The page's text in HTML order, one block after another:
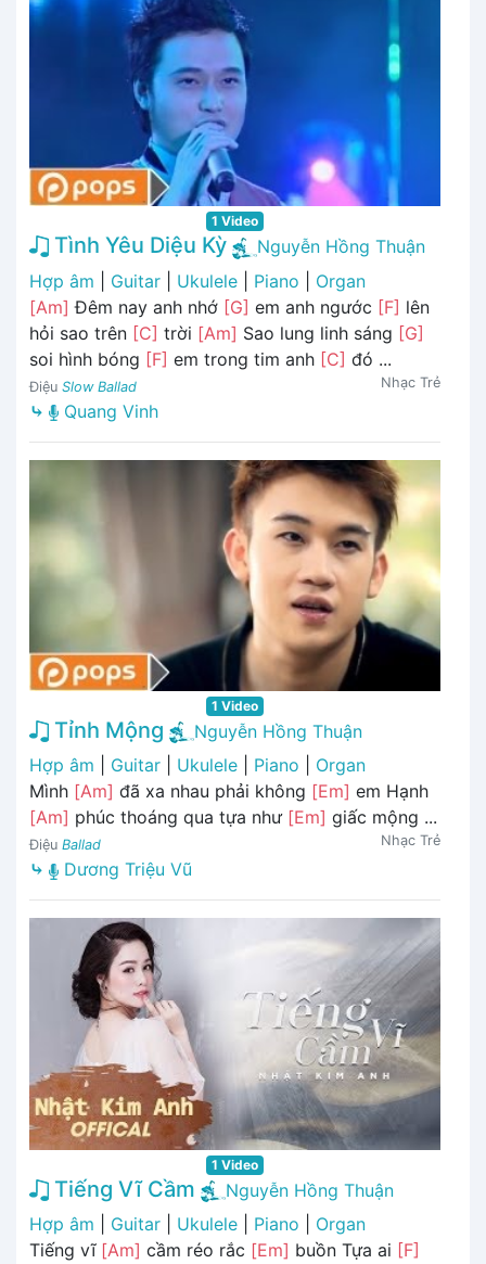
1 Video
Tình Yêu Diệu Kỳ
Nguyễn Hồng Thuận
Hợp âm
Guitar Ukulele Piano
Organ
[Am] Đêm nay anh nhớ [G] em anh ngước [F] lên
hỏi sao trên [C] trời [Am] Sao lung linh sáng [G]
soi hình bóng [F] em trong tim anh [C] đó ...
Điệu Slow Ballad Nhạc Trẻ
⤷ Quang Vinh
1 Video
Tỉnh Mộng
Nguyễn Hồng Thuận
Hợp âm
Guitar Ukulele Piano
Organ
Mình [Am] đã xa nhau phải không [Em] em Hạnh
[Am] phúc thoáng qua tựa như [Em] giấc mộng ...
Điệu Ballad Nhạc Trẻ
⤷ Dương Triệu Vũ
1 Video
Tiếng Vĩ Cầm
Nguyễn Hồng Thuận
Hợp âm
Guitar Ukulele Piano
Organ
Tiếng vĩ [Am] cầm réo rắc [Em] buồn Tựa ai [F]